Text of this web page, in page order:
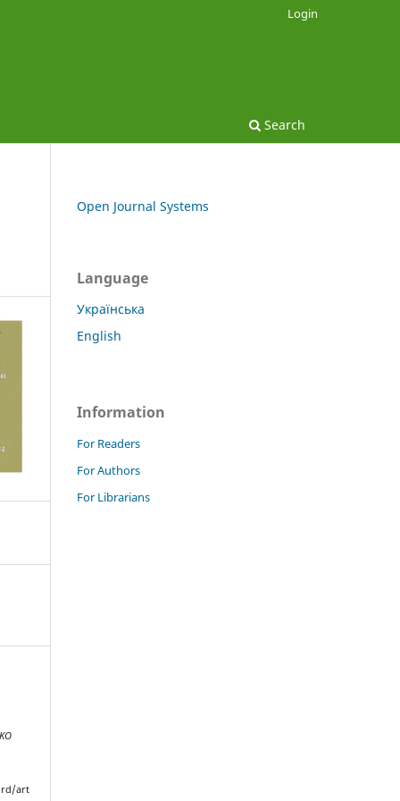
Search
Login
art
Open Journal Systems
Language
Українська
English
Information
For Readers
For Authors
For Librarians